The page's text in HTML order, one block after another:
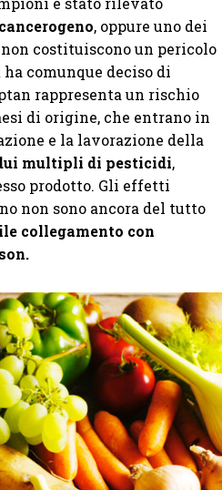
, oppure uno dei
costituiscono un pericolo
comunque deciso di
rappresenta un rischio
di origine, che entrano in
e la lavorazione della
multipli di pesticidi,
prodotto. Gli effetti
non sono ancora del tutto
collegamento con